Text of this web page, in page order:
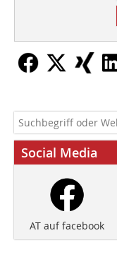
Social Media
AT auf facebook